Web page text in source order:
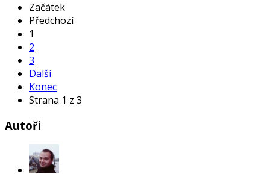
Začátek
Předchozí
1
2
3
Další
Konec
Strana 1 z 3
Autoři